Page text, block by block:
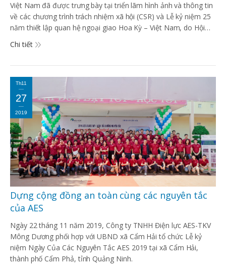
Việt Nam đã được trưng bày tại triển lãm hình ảnh và thông tin
về các chương trình trách nhiệm xã hội (CSR) và Lễ kỷ niệm 25
năm thiết lập quan hệ ngoại giao Hoa Kỳ – Việt Nam, do Hội…
Chi tiết
Th11
27
2019
Dựng cộng đồng an toàn cùng các nguyên tắc
của AES
Ngày 22 tháng 11 năm 2019, Công ty TNHH Điện lực AES-TKV
Mông Dương phối hợp với UBND xã Cẩm Hải tổ chức Lễ kỷ
niệm Ngày Của Các Nguyên Tắc AES 2019 tại xã Cẩm Hải,
thành phố Cẩm Phả, tỉnh Quảng Ninh.